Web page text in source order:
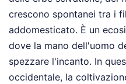
crescono spontanei tra i
addomesticato. È un
dove la mano dell'uomo
spezzare l'incanto. In
occidentale, la